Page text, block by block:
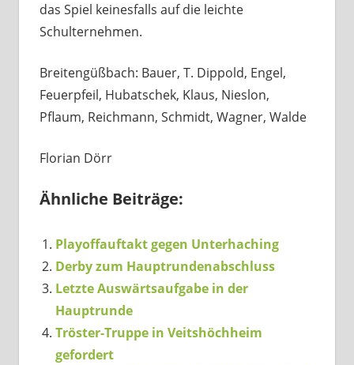
das Spiel keinesfalls auf die leichte
Schulternehmen.
Breitengüßbach: Bauer, T. Dippold, Engel,
Feuerpfeil, Hubatschek, Klaus, Nieslon,
Pflaum, Reichmann, Schmidt, Wagner, Walde
Florian Dörr
Ähnliche Beiträge:
Playoffauftakt gegen Unterhaching
Derby zum Hauptrundenabschluss
Letzte Auswärtsaufgabe in der
Hauptrunde
Tröster-Truppe in Veitshöchheim
gefordert